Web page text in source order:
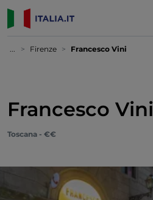
... Firenze Francesco Vini
Francesco Vini
Toscana - €€